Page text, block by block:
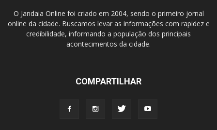
O Jandaia Online foi criado em 2004, sendo o primeiro jornal
online da cidade. Buscamos levar as informações com rapidez e
credibilidade, informando a população dos principais
acontecimentos da cidade.
COMPARTILHAR